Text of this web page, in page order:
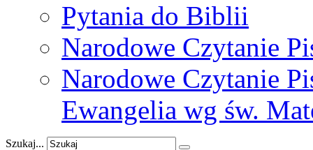
Pytania do Biblii
Narodowe Czytanie
Narodowe Czytanie
Ewangelia wg św.
Szukaj...